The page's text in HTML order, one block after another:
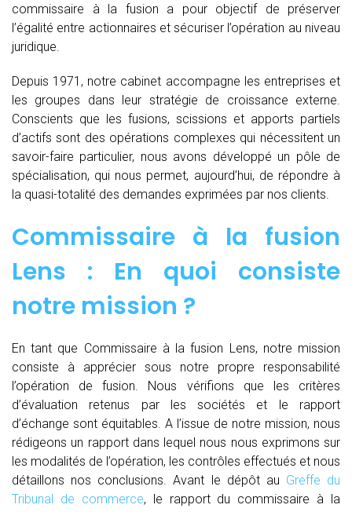
commissaire à la fusion
a pour objectif de préserver
l’égalité entre actionnaires et sécuriser l’opération au niveau
juridique.
Depuis 1971, notre cabinet accompagne les entreprises et
les groupes dans leur stratégie de croissance externe.
Conscients que les fusions, scissions et apports partiels
d’actifs sont des opérations complexes qui nécessitent un
savoir-faire particulier, nous avons développé un pôle de
spécialisation, qui nous permet, aujourd’hui, de répondre à
la quasi-totalité des demandes exprimées par nos clients.
Commissaire à la fusion
Lens : En quoi consiste
notre mission ?
En tant que Commissaire à la fusion Lens, notre mission
consiste à apprécier sous notre propre responsabilité
l’opération de fusion. Nous vérifions que les critères
d’évaluation retenus par les sociétés et le rapport
d’échange sont équitables. A l’issue de notre mission, nous
rédigeons un rapport dans lequel nous nous exprimons sur
les modalités de l’opération, les contrôles effectués et nous
détaillons nos conclusions. Avant le dépôt au Greffe du
Tribunal de commerce, le rapport du commissaire à la